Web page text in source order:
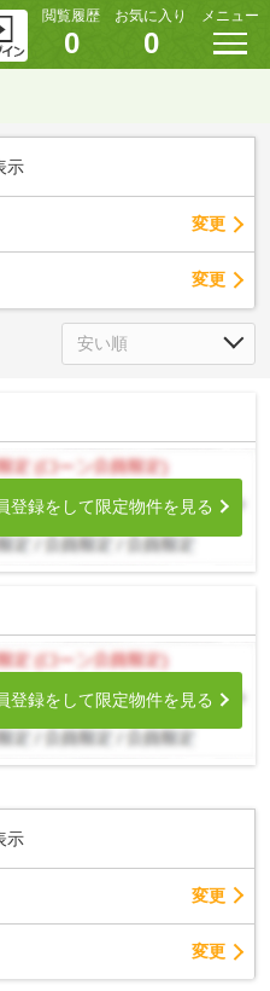
閲覧履歴
0
お気に入り
0
メニュー
示
変更
変更
登録をして限定物件を見る
登録をして限定物件を見る
示
変更
変更